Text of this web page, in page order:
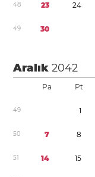
48 23 24
49 30
Aralık2042
Pa Pt
49 1
50 7 8
51 14 15